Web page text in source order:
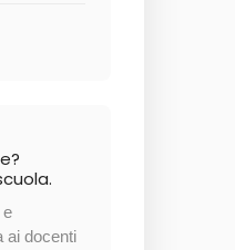
e
ai docenti